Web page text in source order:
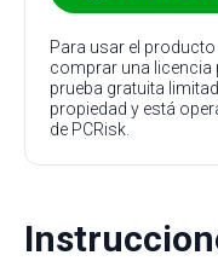
Para usar el
comprar una licencia
prueba gratuita
propiedad y está
de PCRisk.